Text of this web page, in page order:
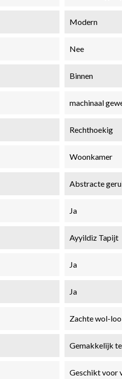
Modern
Nee
Binnen
machinaal
Rechthoekig
Woonkamer
Abstracte
Ja
Ayyildiz Tapijt
Ja
Ja
Zachte wol-
Gemakkelijk
Geschikt voor